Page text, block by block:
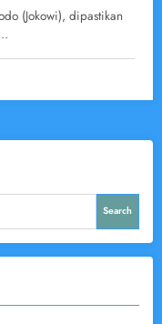
(Jokowi), dipastikan
Search